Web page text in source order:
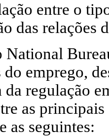
entre o
das relações
National
do emprego,
da regulação
as
as seguintes: